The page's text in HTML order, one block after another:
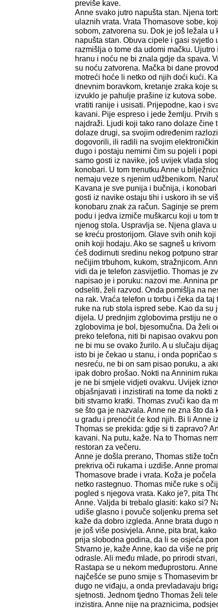
previše kave.
Anne svako jutro napušta stan. Njena
ulaznih vrata. Vrata Thomasove sobe,
sobom, zatvorena su. Dok je još ležala u
napušta stan. Obuva cipele i gasi svjetlo
razmišlja o tome da udomi mačku.
hranu i noću ne bi znala gdje da spava.
su noću zatvorena. Mačka bi dane
motreći hoće li netko od njih doći kući.
dnevnim boravkom, kretanje zraka koje
izvuklo je pahulje prašine iz kutova
vratiti ranije i usisati. Prijepodne, kao i
kavani. Pije espreso i jede žemlju. Prvih
najdraži. Ljudi koji tako rano dolaze čine
dolaze drugi, sa svojim određenim
dogovorili, ili radili na svojim
dugo i postaju nemirni čim su pojeli i
samo gosti iz navike, još uvijek vlada
konobari. U tom trenutku Anne u
nemaju veze s njenim udžbenikom.
Kavana je sve punija i bučnija, i
gosti iz navike ostaju tihi i uskoro ih se
konobaru znak za račun. Saginje se
podu i jedva izmiče muškarcu koji u tom
njenog stola. Uspravlja se. Njena glava
se kreću prostorijom. Glave svih onih
onih koji hodaju. Ako se sagneš u
ćeš dodirnuti sredinu nekog potpuno
nečijim trbuhom, kukom, stražnjicom.
vidi da je telefon zasvijetlio. Thomas je
napisao je i poruku: nazovi me. Annina
odseliti, želi razvod. Onda pomišlja na
na rak. Vraća telefon u torbu i čeka da
ruke na rub stola ispred sebe. Kao da su
dijela. U prednjim zglobovima prstiju ne
zglobovima je bol, bjesomučna. Da želi
preko telefona, niti bi napisao ovakvu
ne bi mu se ovako žurilo. A u slučaju
isto bi je čekao u stanu, i onda popričao
nesreću, ne bi on sam pisao poruku, a
ipak dobro prošao. Nokti na Anninim
je ne bi smjele vidjeti ovakvu. Uvijek
objašnjavati i inzistirati na tome da nokti
biti stvarno kratki. Thomas zvuči kao da
se što ga je nazvala. Anne ne zna što da
u gradu i prenoćit će kod njih. Bi li Anne
Thomas se prekida: gdje si ti zapravo?
kavani. Na putu, kaže. Na to Thomas
restoran za večeru.
Anne je došla prerano, Thomas stiže
prekriva oči rukama i uzdiše. Anne
Thomasove brade i vrata. Koža je
netko rastegnuo. Thomas miče ruke s
pogled s njegova vrata. Kako je?, pita
Anne. Valjda bi trebalo glasiti: kako si?
udiše glasno i povuče soljenku prema
kaže da dobro izgleda. Anne brata dugo
je još više posivjela. Anne, pita brat,
prija slobodna godina, da li se osjeća
Stvarno je, kaže Anne, kao da više ne
odrasle. Ali među mlade, po prirodi
Rastapa se u nekom međuprostoru.
najčešće se puno smije s Thomasevim
dugo ne viđaju, a onda prevladavaju
sjetnosti. Jednom tjedno Thomas želi
inzistira. Anne nije na praznicima,